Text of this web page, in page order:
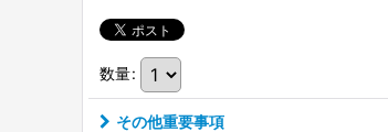
数量:
その他重要事項